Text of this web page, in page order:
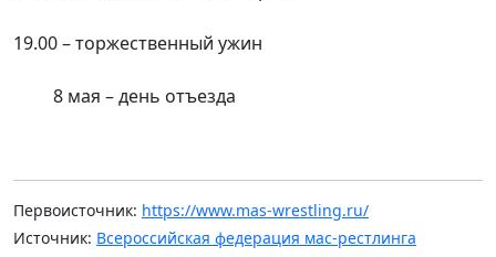
19.00 – торжественный ужин
8 мая – день отъезда
Первоисточник: https://www.mas-wrestling.ru/
Источник: Всероссийская федерация мас-рестлинга